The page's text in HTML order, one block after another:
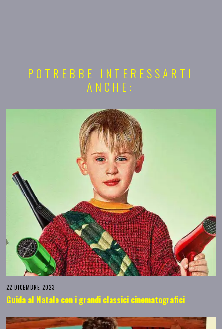
POTREBBE INTERESSARTI
ANCHE:
22 DICEMBRE 2023
Guida al Natale con i grandi classici cinematografici